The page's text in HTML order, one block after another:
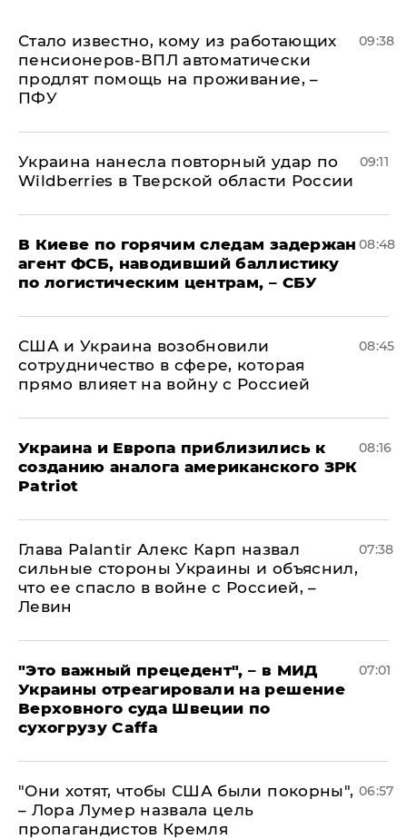
Стало известно, кому из работающих
пенсионеров-ВПЛ автоматически
продлят помощь на проживание, –
ПФУ
09:38
Украина нанесла повторный удар по
Wildberries в Тверской области России
09:11
В Киеве по горячим следам задержан
агент ФСБ, наводивший баллистику
по логистическим центрам, – СБУ
08:48
США и Украина возобновили
сотрудничество в сфере, которая
прямо влияет на войну с Россией
08:45
Украина и Европа приблизились к
созданию аналога американского ЗРК
Patriot
08:16
Глава Palantir Алекс Карп назвал
сильные стороны Украины и объяснил,
что ее спасло в войне с Россией, –
Левин
07:38
"Это важный прецедент", – в МИД
Украины отреагировали на решение
Верховного суда Швеции по
сухогрузу Caffa
07:01
"Они хотят, чтобы США были покорны",
– Лора Лумер назвала цель
пропагандистов Кремля
06:57